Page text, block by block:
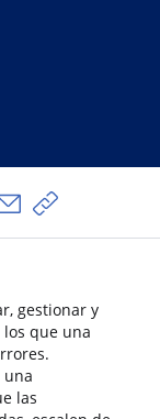
de Facebook
a través de X
a través de
Compartir por
Copiar
gestionar y
que una
una
las